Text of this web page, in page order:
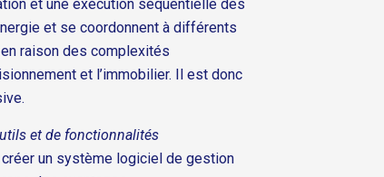
et une exécution séquentielle des
et se coordonnent à différents
raison des complexités
et l’immobilier. Il est donc
et de fonctionnalités
un système logiciel de gestion